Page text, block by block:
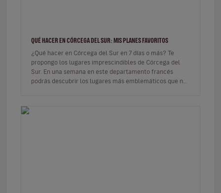
QUÉ HACER EN CÓRCEGA DEL SUR: MIS PLANES FAVORITOS
¿Qué hacer en Córcega del Sur en 7 días o más? Te
propongo los lugares imprescindibles de Córcega del
Sur. En una semana en este departamento francés
podrás descubrir los lugares más emblemáticos que no